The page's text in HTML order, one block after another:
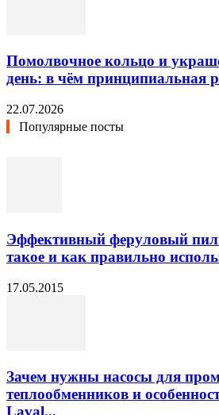
Помолвочное кольцо и
день: в чём принципиальная
22.07.2026
Популярные посты
Эффективный феруловый
такое и как правильно
17.05.2015
Зачем нужны насосы для
теплообменников и
Laval...